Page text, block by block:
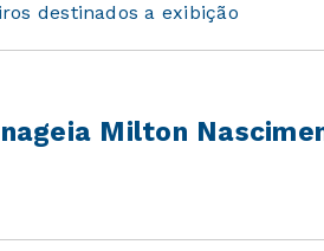
destinados a exibição
Milton